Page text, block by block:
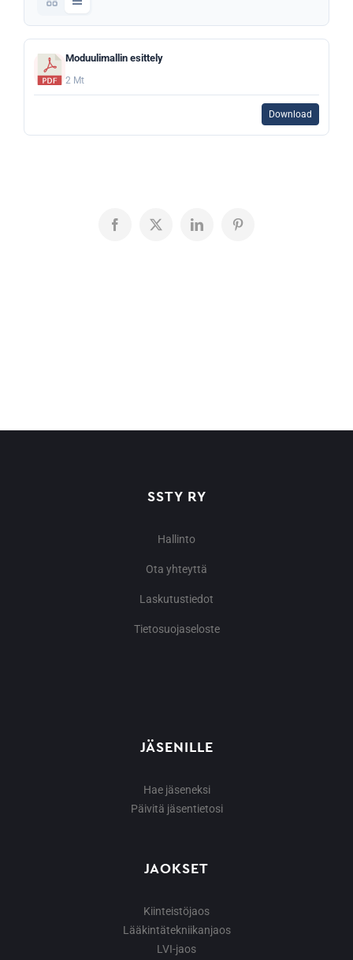
Moduulimallin esittely
2 Mt
Download
Facebook
X LinkedInPinterest
SSTY RY
Hallinto
Ota yhteyttä
Laskutustiedot
Tietosuojaseloste
JÄSENILLE
Hae jäseneksi
Päivitä jäsentietosi
JAOKSET
Kiinteistöjaos
Lääkintätekniikanjaos
LVI-jaos